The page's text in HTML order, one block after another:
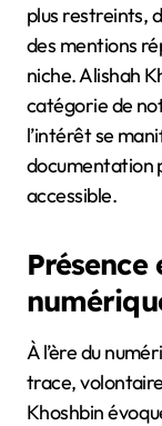
plus restreints,
des mentions
niche. Alishah
catégorie de
l’intérêt se
documentation
accessible.
À l’ère du
trace,
Khoshbin